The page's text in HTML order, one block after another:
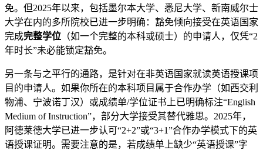
免。但2025年以来，包括墨尔本大学、悉尼大学、新南威尔士
大学在内的多所院校已进一步明确：豁免倾向接受在英语国家
完成完整学位 （如一个完整的本科或硕士）的申请人，仅凭“2
年时长”未必能锁定豁免。
另一条与之平行的通路，是针对在非英语国家就读英语授课项
目的申请人。如果你所在的本科项目属于合作办学（如西交利
物浦、宁波诺丁汉）或成绩单/学位证书上已明确标注“English
Medium of Instruction”，部分大学接受其替代雅思。2025年，
阿德莱德大学已进一步认可“2+2”或“3+1”合作办学模式下的英
语授课证明。需要注意的是，若成绩单上缺少“英语授课”字